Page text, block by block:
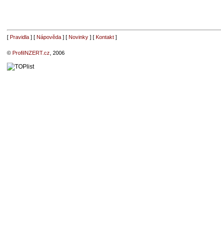
[ Pravidla] [ Nápověda] [ Novinky] [ Kontakt]
© ProfiINZERT.cz , 2006